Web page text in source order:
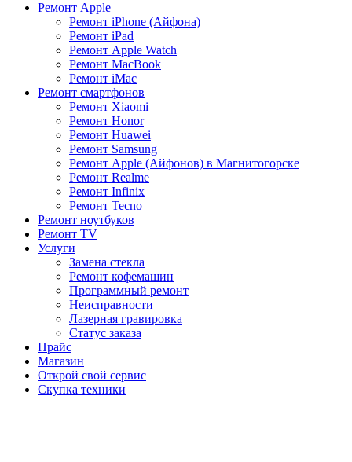
Ремонт Apple
Ремонт iPhone (Айфона)
Ремонт iPad
Ремонт Apple Watch
Ремонт MacBook
Ремонт iMac
Ремонт смартфонов
Ремонт Xiaomi
Ремонт Honor
Ремонт Huawei
Ремонт Samsung
Ремонт Apple (Айфонов) в Магнитогорске
Ремонт Realme
Ремонт Infinix
Ремонт Tecno
Ремонт ноутбуков
Ремонт TV
Услуги
Замена стекла
Ремонт кофемашин
Программный ремонт
Неисправности
Лазерная гравировка
Статус заказа
Прайс
Магазин
Открой свой сервис
Скупка техники